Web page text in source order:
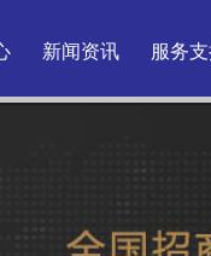
新闻资讯 服务